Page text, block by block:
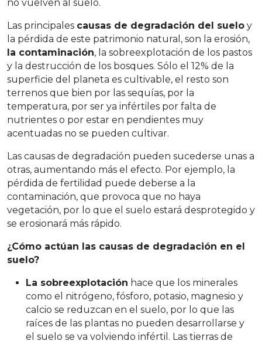
no vuelven al suelo.
Las principales causas de degradación del suelo y
la pérdida de este patrimonio natural, son la erosión,
la contaminación, la sobreexplotación de los pastos
y la destrucción de los bosques. Sólo el 12% de la
superficie del planeta es cultivable, el resto son
terrenos que bien por las sequías, por la
temperatura, por ser ya infértiles por falta de
nutrientes o por estar en pendientes muy
acentuadas no se pueden cultivar.
Las causas de degradación pueden sucederse unas a
otras, aumentando más el efecto. Por ejemplo, la
pérdida de fertilidad puede deberse a la
contaminación, que provoca que no haya
vegetación, por lo que el suelo estará desprotegido y
se erosionará más rápido.
¿Cómo actúan las causas de degradación en el
suelo?
La sobreexplotación hace que los minerales
como el nitrógeno, fósforo, potasio, magnesio y
calcio se reduzcan en el suelo, por lo que las
raíces de las plantas no pueden desarrollarse y
el suelo se va volviendo infértil. Las tierras de